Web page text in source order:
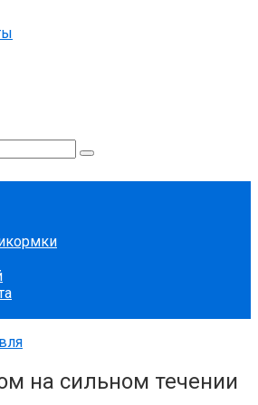
на сильном течении